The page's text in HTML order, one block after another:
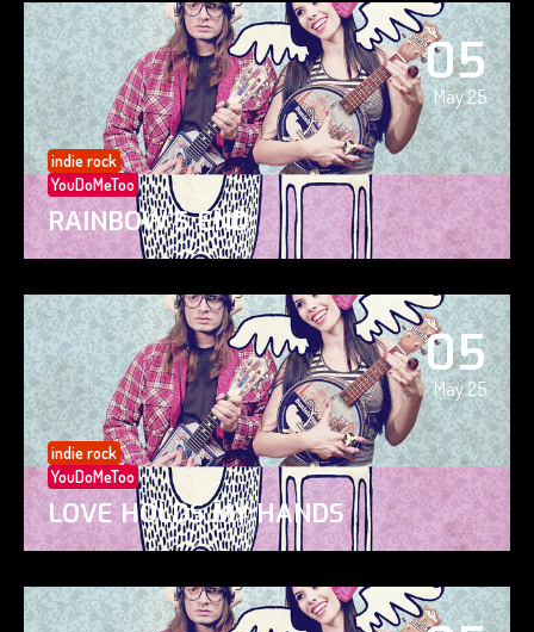
05
May 25
indie rock
YouDoMeToo
RAINBOW’S END
05
May 25
indie rock
YouDoMeToo
LOVE HOLDS MY HANDS